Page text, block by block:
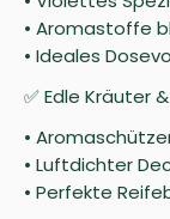
• Aromastoffe
• Ideales
✅ Edle Kräuter
•
• Luftdichter
• Perfekte